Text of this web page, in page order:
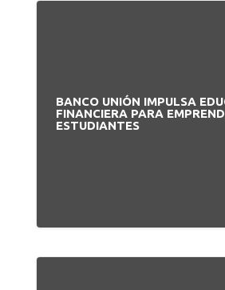
BANCO UNIÓN IMPULSA
FINANCIERA PARA
ESTUDIANTES